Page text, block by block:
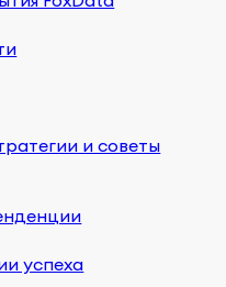
и советы
успеха